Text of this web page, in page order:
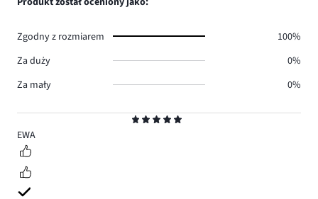
5
EWA
Zgodny z rozmiarem
100%
Za duży
0%
Za mały
0%